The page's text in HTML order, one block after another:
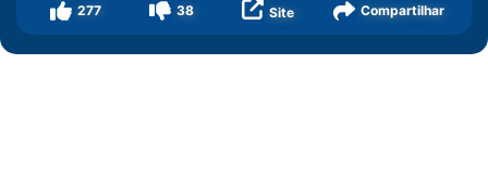
277 38 Site Compartilhar